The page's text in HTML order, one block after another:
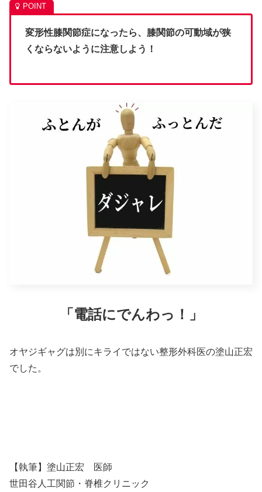
変形性膝関節症になったら、膝関節の可動域が狭
くならないように注意しよう！
「電話にでんわっ！」
オヤジギャグは別にキライではない整形外科医の塗山正宏
でした。
【執筆】塗山正宏 医師
世田谷人工関節・脊椎クリニック